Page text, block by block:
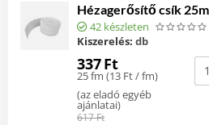
Hézagerősítő csík
42 készleten
Kiszerelés: db
337Ft
25 fm (13 Ft/ fm)
(az eladó egyéb
ajánlatai)
617Ft